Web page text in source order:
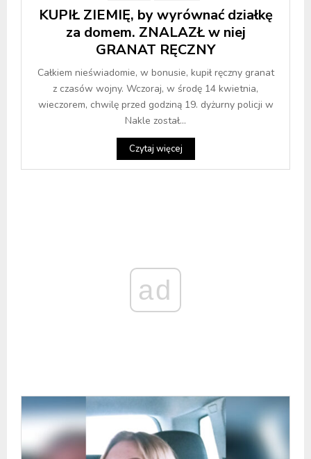
KUPIŁ ZIEMIĘ, by wyrównać działkę
za domem. ZNALAZŁ w niej
GRANAT RĘCZNY
Całkiem nieświadomie, w bonusie, kupił ręczny granat
z czasów wojny. Wczoraj, w środę 14 kwietnia,
wieczorem, chwilę przed godziną 19. dyżurny policji w
Nakle został...
Czytaj więcej
ad